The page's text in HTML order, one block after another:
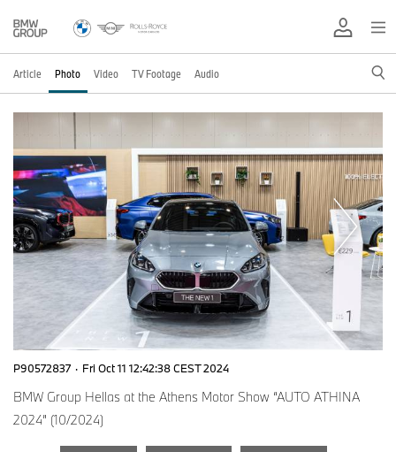
Article Photo Video TV Footage Audio
P90572837 · Fri Oct 11 12:42:38 CEST 2024
BMW Group Hellas at the Athens Motor Show “AUTO ATHINA
2024” (10/2024)